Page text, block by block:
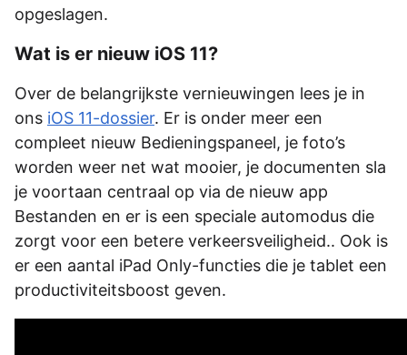
opgeslagen.
Wat is er nieuw iOS 11?
Over de belangrijkste vernieuwingen lees je in
ons iOS 11-dossier. Er is onder meer een
compleet nieuw Bedieningspaneel, je foto’s
worden weer net wat mooier, je documenten sla
je voortaan centraal op via de nieuw app
Bestanden en er is een speciale automodus die
zorgt voor een betere verkeersveiligheid.. Ook is
er een aantal iPad Only-functies die je tablet een
productiviteitsboost geven.